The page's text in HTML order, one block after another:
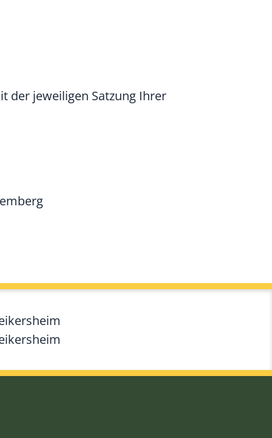
der jeweiligen Satzung Ihrer